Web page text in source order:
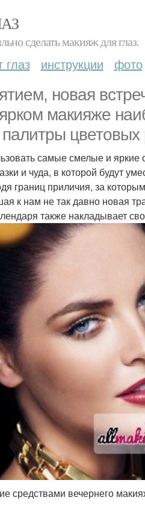
сделать макияж для глаз.
глаз инструкции фото
новая
макияже
самые смелые и яркие
и чуда, в которой будут
границ приличия, за
к нам не так давно новая
также накладывает
средствами вечернего